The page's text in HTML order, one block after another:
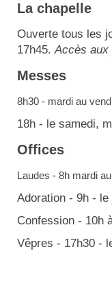
La chapelle
Ouverte tous les
17h45.Accès aux
Messes
8h30 - mardi au
18h - le samedi,
Offices
Laudes - 8h mardi
Adoration - 9h -
Confession - 10h
Vêpres - 17h30 -